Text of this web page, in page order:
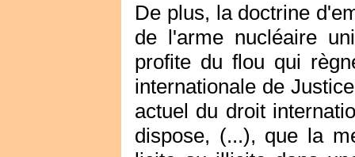
De plus, la doctrine
de l'arme nucléaire
profite du flou qui
internationale de
actuel du droit
dispose, (...), que la